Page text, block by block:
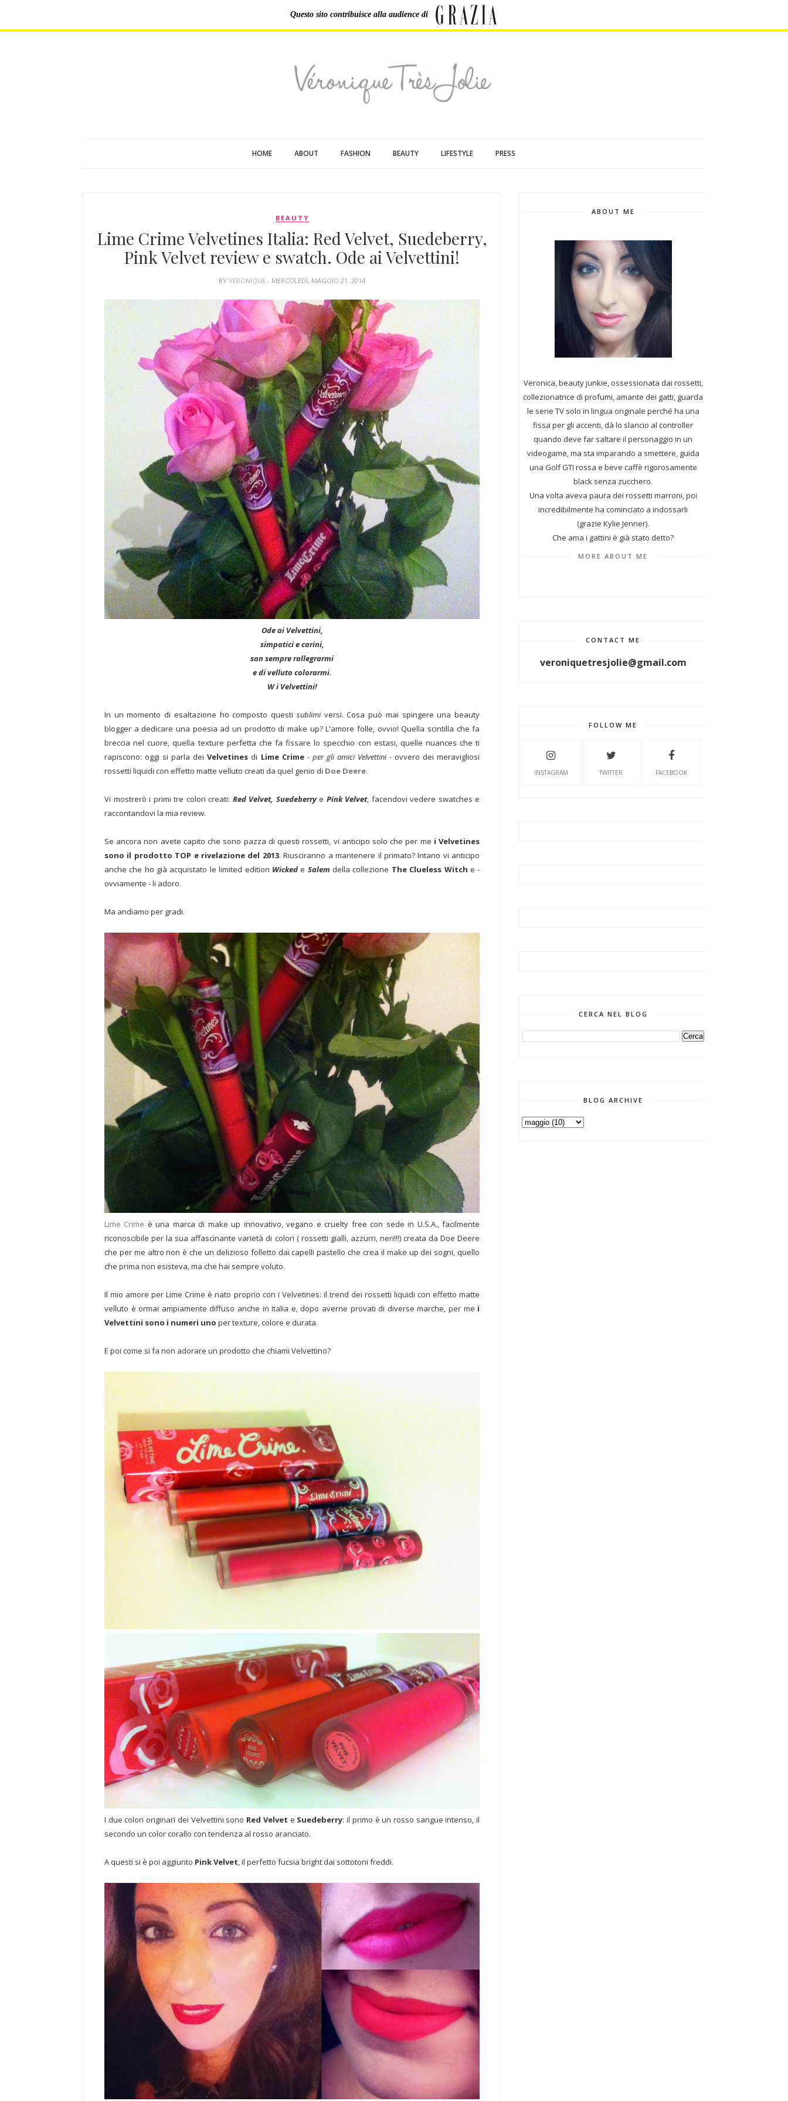
Questo sito contribuisce alla audience di
HOME ABOUT FASHION BEAUTY LIFESTYLE PRESS
BEAUTY
Lime Crime Velvetines Italia: Red Velvet, Suedeberry,
Pink Velvet review e swatch. Ode ai Velvettini!
BYVERONIQUE- MERCOLEDÌ, MAGGIO 21, 2014
Ode ai Velvettini,
simpatici e carini,
san sempre rallegrarmi
e di velluto colorarmi.
W i Velvettini!
In un momento di esaltazione ho composto questi sublimi versi. Cosa può mai spingere una beauty
blogger a dedicare una poesia ad un prodotto di make up? L'amore folle, ovvio! Quella scintilla che fa
breccia nel cuore, quella texture perfetta che fa fissare lo specchio con estasi, quelle nuances che ti
rapiscono: oggi si parla deiVelvetines di Lime Crime- per gli amici Velvettini- ovvero dei meravigliosi
rossetti liquidi con effetto matte velluto creati da quel genio di Doe Deere.
Vi mostrerò i primi tre colori creati: Red Velvet, Suedeberry e Pink Velvet, facendovi vedere swatches e
raccontandovi la mia review.
Se ancora non avete capito che sono pazza di questi rossetti, vi anticipo solo che per me i Velvetines
sono il prodotto TOP e rivelazione del 2013. Riusciranno a mantenere il primato? Intano vi anticipo
anche che ho già acquistato le limited edition Wicked e Salem della collezione The Clueless Witch e -
ovviamente - li adoro.
Ma andiamo per gradi.
Lime Crime è una marca di make up innovativo, vegano e cruelty free con sede in U.S.A., facilmente
riconoscibile per la sua affascinante varietà di colori ( rossetti gialli, azzurri, neri!!!) creata da Doe Deere
che per me altro non è che un delizioso folletto dai capelli pastello che crea il make up dei sogni, quello
che prima non esisteva, ma che hai sempre voluto.
Il mio amore per Lime Crime è nato proprio con i Velvetines: il trend dei rossetti liquidi con effetto matte
velluto è ormai ampiamente diffuso anche in Italia e, dopo averne provati di diverse marche, per me i
Velvettini sono i numeri uno per texture, colore e durata.
E poi come si fa non adorare un prodotto che chiami Velvettino?
I due colori originari dei Velvettini sono Red Velvet e Suedeberry: il primo è un rosso sangue intenso, il
secondo un color corallo con tendenza al rosso aranciato.
A questi si è poi aggiunto Pink Velvet, il perfetto fucsia bright dai sottotoni freddi.
ABOUT ME
Veronica, beauty junkie, ossessionata dai rossetti,
collezionatrice di profumi, amante dei gatti, guarda
le serie TV solo in lingua originale perché ha una
fissa per gli accenti, dà lo slancio al controller
quando deve far saltare il personaggio in un
videogame, ma sta imparando a smettere, guida
una Golf GTI rossa e beve caffè rigorosamente
black senza zucchero.
Una volta aveva paura dei rossetti marroni, poi
incredibilmente ha cominciato a indossarli
(grazie Kylie Jenner).
Che ama i gattini è già stato detto?
MORE ABOUT ME
CONTACT ME
veroniquetresjolie@gmail.com
FOLLOW ME
INSTAGRAM TWITTER FACEBOOK
CERCA NEL BLOG
BLOG ARCHIVE